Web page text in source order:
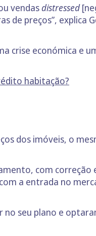
vendas distressed
de preços”, explica
crise económica e
habitação?
dos imóveis, o
com correção
a entrada no
seu plano e